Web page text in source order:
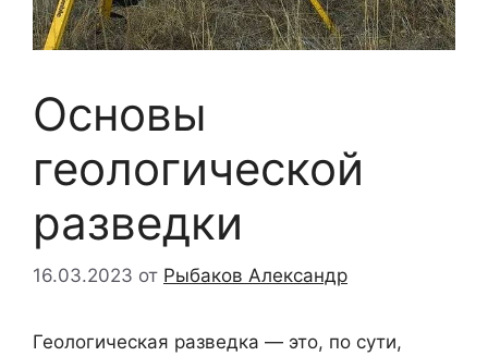
Основы
геологической
разведки
16.03.2023 от Рыбаков Александр
Геологическая разведка — это, по сути,